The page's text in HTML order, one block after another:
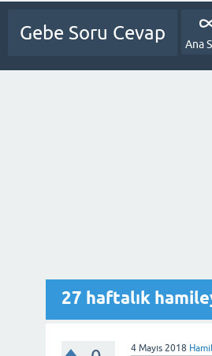
Gebe Soru Cevap
Ana
27 haftalık
4 Mayıs 2018